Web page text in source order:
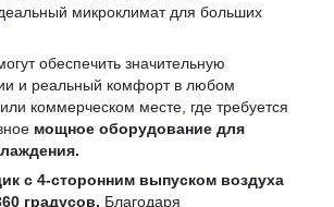
микроклимат для больших
обеспечить значительную
и реальный комфорт в любом
коммерческом месте, где требуется
мощное оборудование для
с 4-сторонним выпуском воздуха
градусов. Благодаря